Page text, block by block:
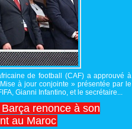
de football (CAF) a approuvé à
à jour conjointe » présentée par le
Gianni Infantino, et le secrétaire...
renonce à son
au Maroc